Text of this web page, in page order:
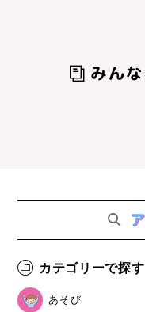
カテゴリーで探す
あそび